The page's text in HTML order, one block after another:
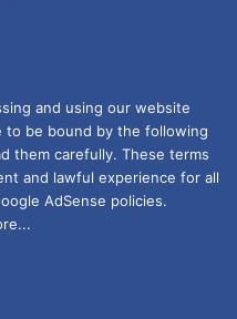
and using our website
be bound by the following
them carefully. These terms
and lawful experience for all
AdSense policies.